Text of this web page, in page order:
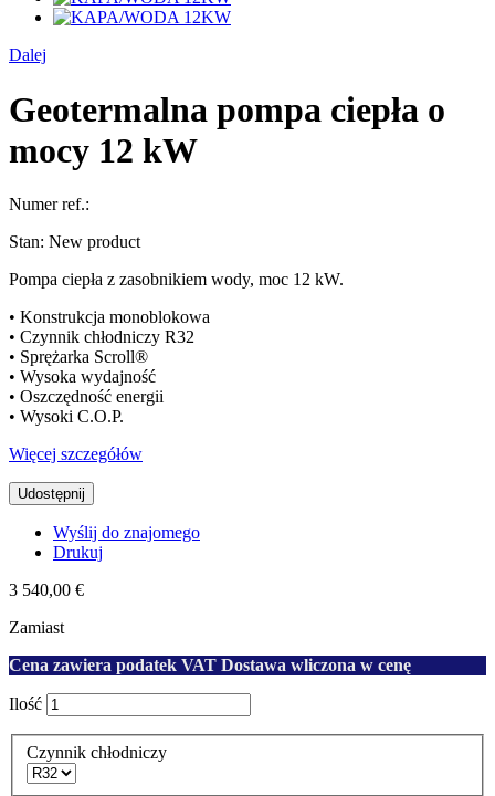
Dalej
Geotermalna pompa ciepła o
mocy 12 kW
Numer ref.:
Stan: New product
Pompa ciepła z zasobnikiem wody, moc 12 kW.
• Konstrukcja monoblokowa
• Czynnik chłodniczy R32
• Sprężarka Scroll®
• Wysoka wydajność
• Oszczędność energii
• Wysoki C.O.P.
Więcej szczegółów
Udostępnij
Wyślij do znajomego
Drukuj
3 540,00 €
Zamiast
Cena zawiera podatek VAT Dostawa wliczona w cenę
Ilość
Czynnik chłodniczy